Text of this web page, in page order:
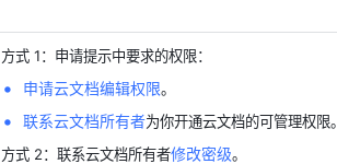
方式 1：申请提示中要求的权限：
申请云文档编辑权限。
联系云文档所有者为你开通云文档的可管理权限。
方式 2：联系云文档所有者修改密级。